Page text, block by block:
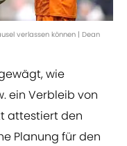
verlassen können | Dean
wie
ein Verbleib von
attestiert den
Planung für den